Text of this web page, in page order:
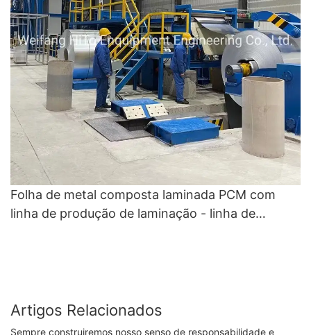
Folha de metal composta laminada PCM com
linha de produção de laminação - linha de
Artigos Relacionados
Sempre construiremos nosso senso de responsabilidade e